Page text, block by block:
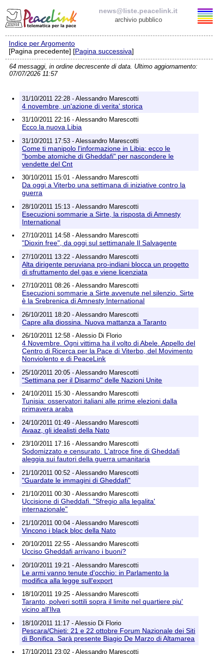
news@liste.peacelink.it
archivio pubblico
Elenco delle liste
news@liste.peacelink.it
Richieste di rimozione
Indice per Argomento
[Pagina precedente] [Pagina successiva]
64 messaggi, in ordine decrescente di data. Ultimo aggiornamento:
07/07/2026 11:57
31/10/2011 22:28 - Alessandro Marescotti
4 novembre, un'azione di verita' storica
31/10/2011 22:16 - Alessandro Marescotti
Ecco la nuova Libia
31/10/2011 17:53 - Alessandro Marescotti
Come ti manipolo l'informazione in Libia: ecco le
"bombe atomiche di Gheddafi" per nascondere le
vendette del Cnt
30/10/2011 15:01 - Alessandro Marescotti
Da oggi a Viterbo una settimana di iniziative contro la
guerra
28/10/2011 15:13 - Alessandro Marescotti
Esecuzioni sommarie a Sirte, la risposta di Amnesty
International
27/10/2011 14:58 - Alessandro Marescotti
"Dioxin free", da oggi sul settimanale Il Salvagente
27/10/2011 13:22 - Alessandro Marescotti
Alta dirigente peruviana pro-indiani blocca un progetto
di sfruttamento del gas e viene licenziata
27/10/2011 08:26 - Alessandro Marescotti
Esecuzioni sommarie a Sirte avvenute nel silenzio. Sirte
è la Srebrenica di Amnesty International
26/10/2011 18:20 - Alessandro Marescotti
Capre alla diossina. Nuova mattanza a Taranto
26/10/2011 12:58 - Alessio Di Florio
4 Novembre. Ogni vittima ha il volto di Abele. Appello del
Centro di Ricerca per la Pace di Viterbo, del Movimento
Nonviolento e di PeaceLink
25/10/2011 20:05 - Alessandro Marescotti
"Settimana per il Disarmo" delle Nazioni Unite
24/10/2011 15:30 - Alessandro Marescotti
Tunisia: osservatori italiani alle prime elezioni dalla
primavera araba
24/10/2011 01:49 - Alessandro Marescotti
Avaaz, gli idealisti della Nato
23/10/2011 17:16 - Alessandro Marescotti
Sodomizzato e censurato. L'atroce fine di Gheddafi
aleggia sui fautori della guerra umanitaria
21/10/2011 00:52 - Alessandro Marescotti
"Guardate le immagini di Gheddafi"
21/10/2011 00:30 - Alessandro Marescotti
Uccisione di Gheddafi. "Sfregio alla legalita'
internazionale"
21/10/2011 00:04 - Alessandro Marescotti
Vincono i black bloc della Nato
20/10/2011 22:55 - Alessandro Marescotti
Ucciso Gheddafi arrivano i buoni?
20/10/2011 19:21 - Alessandro Marescotti
Le armi vanno tenute d'occhio: in Parlamento la
modifica alla legge sull'export
18/10/2011 19:25 - Alessandro Marescotti
Taranto, polveri sottili sopra il limite nel quartiere piu'
vicino all'Ilva
18/10/2011 11:17 - Alessio Di Florio
Pescara/Chieti: 21 e 22 ottobre Forum Nazionale dei Siti
di Bonifica. Sarà presente Biagio De Marzo di Altamarea
17/10/2011 23:02 - Alessandro Marescotti